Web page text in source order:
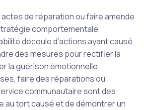
actes de réparation ou faire amende
comportementale
découle d’actions ayant causé
des mesures pour rectifier la
la guérison émotionnelle.
faire des réparations ou
communautaire sont des
au tort causé et de démontrer un